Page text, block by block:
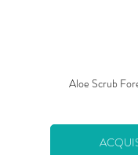
Aloe Scrub